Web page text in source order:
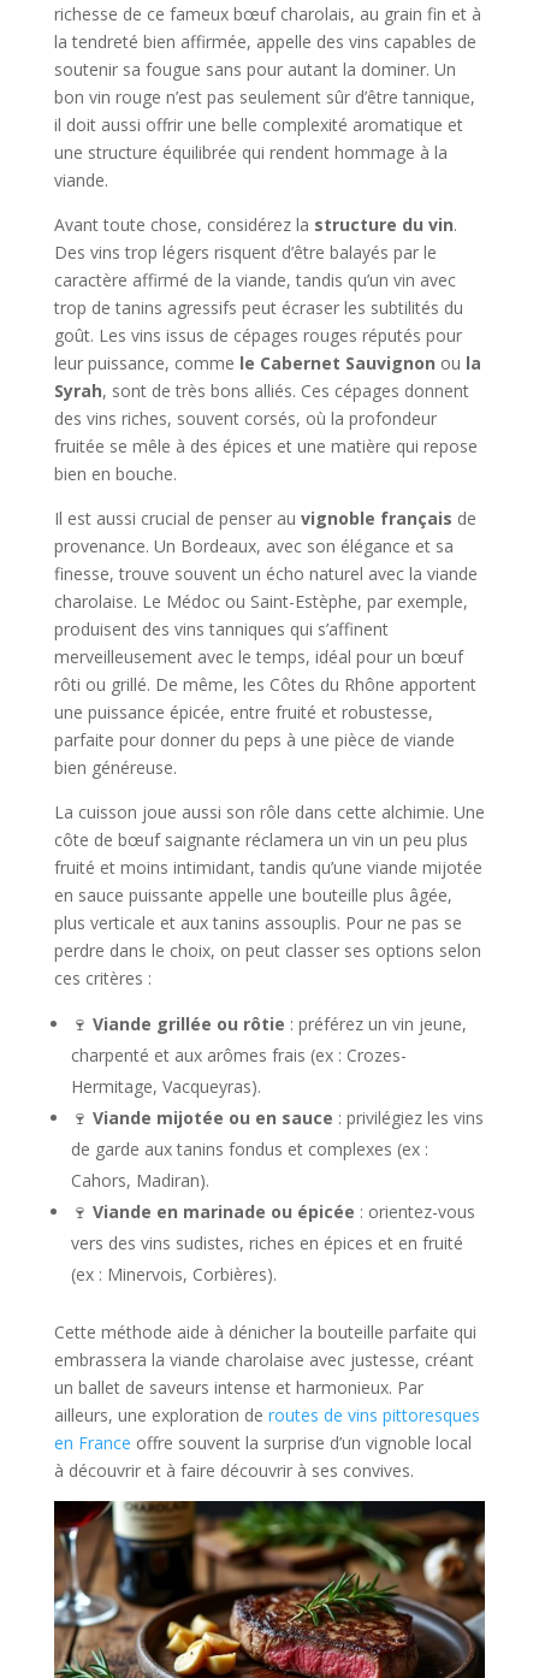
richesse de ce fameux bœuf charolais, au grain fin et à
la tendreté bien affirmée, appelle des vins capables de
soutenir sa fougue sans pour autant la dominer. Un
bon vin rouge n’est pas seulement sûr d’être tannique,
il doit aussi offrir une belle complexité aromatique et
une structure équilibrée qui rendent hommage à la
viande.
Avant toute chose, considérez la structure du vin.
Des vins trop légers risquent d’être balayés par le
caractère affirmé de la viande, tandis qu’un vin avec
trop de tanins agressifs peut écraser les subtilités du
goût. Les vins issus de cépages rouges réputés pour
leur puissance, comme le Cabernet Sauvignon ou la
Syrah, sont de très bons alliés. Ces cépages donnent
des vins riches, souvent corsés, où la profondeur
fruitée se mêle à des épices et une matière qui repose
bien en bouche.
Il est aussi crucial de penser au vignoble français de
provenance. Un Bordeaux, avec son élégance et sa
finesse, trouve souvent un écho naturel avec la viande
charolaise. Le Médoc ou Saint-Estèphe, par exemple,
produisent des vins tanniques qui s’affinent
merveilleusement avec le temps, idéal pour un bœuf
rôti ou grillé. De même, les Côtes du Rhône apportent
une puissance épicée, entre fruité et robustesse,
parfaite pour donner du peps à une pièce de viande
bien généreuse.
La cuisson joue aussi son rôle dans cette alchimie. Une
côte de bœuf saignante réclamera un vin un peu plus
fruité et moins intimidant, tandis qu’une viande mijotée
en sauce puissante appelle une bouteille plus âgée,
plus verticale et aux tanins assouplis. Pour ne pas se
perdre dans le choix, on peut classer ses options selon
ces critères :
🍷 Viande grillée ou rôtie : préférez un vin jeune,
charpenté et aux arômes frais (ex : Crozes-
Hermitage, Vacqueyras).
🍷 Viande mijotée ou en sauce : privilégiez les vins
de garde aux tanins fondus et complexes (ex :
Cahors, Madiran).
🍷 Viande en marinade ou épicée : orientez-vous
vers des vins sudistes, riches en épices et en fruité
(ex : Minervois, Corbières).
Cette méthode aide à dénicher la bouteille parfaite qui
embrassera la viande charolaise avec justesse, créant
un ballet de saveurs intense et harmonieux. Par
ailleurs, une exploration de routes de vins pittoresques
en France offre souvent la surprise d’un vignoble local
à découvrir et à faire découvrir à ses convives.